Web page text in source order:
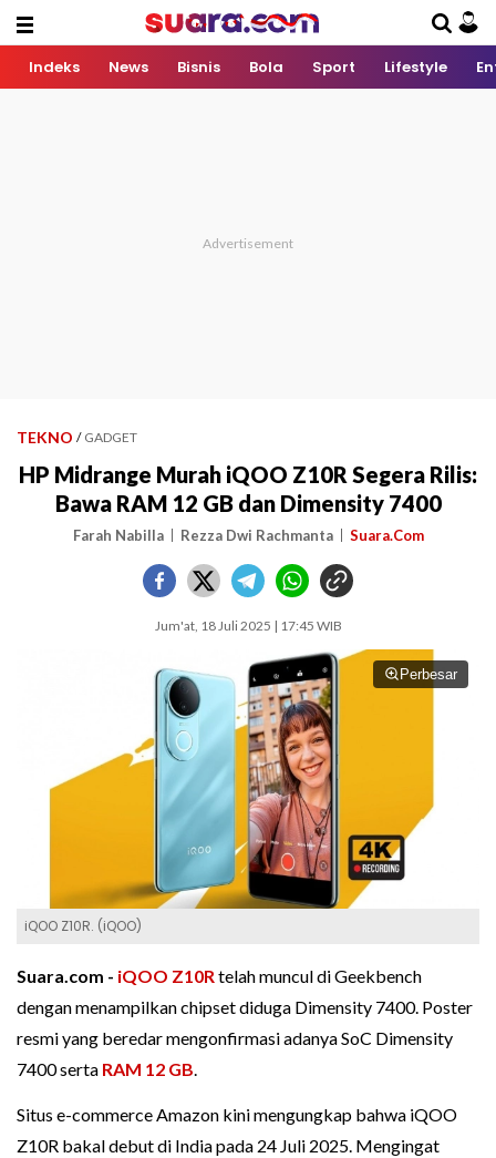
Indeks News Bisnis Bola Sport Lifestyle
TEKNO / GADGET
HP Midrange Murah iQOO Z10R Segera Rilis:
Bawa RAM 12 GB dan Dimensity 7400
Farah Nabilla Rezza Dwi Rachmanta Suara.Com
Jum'at, 18 Juli 2025 | 17:45 WIB
Perbesar
iQOO Z10R. (iQOO)
Suara.com - iQOO Z10Rtelah muncul di Geekbench
dengan menampilkan chipset diduga Dimensity 7400. Poster
resmi yang beredar mengonfirmasi adanya SoC Dimensity
7400 serta RAM 12 GB.
Situs e-commerce Amazon kini mengungkap bahwa iQOO
Z10R bakal debut di India pada 24 Juli 2025. Mengingat